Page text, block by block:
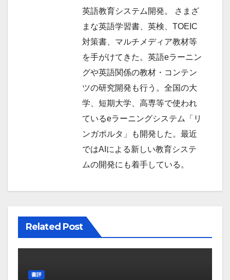
英語教育システム開発。 さまざ
まな英語学習書、英検、TOEIC
対策書、マルチメディア教材等
を手がけてきた。英語eラーニン
グや英語関係の教材・コンテン
ツの研究開発も行う。全国の大
学、短期大学、高専等で使われ
ているeラーニングシステム「リ
ンガポルタ」も開発した。最近
ではAIによる新しい教育システ
ムの開発にも着手している。
Related Post
書評